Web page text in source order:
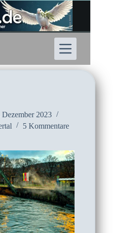
Dezember 2023
5 Kommentare